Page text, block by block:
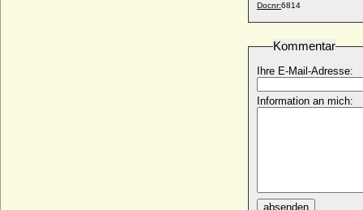
Docnr:6814
Kommentar
Ihre E-Mail-Adresse:
Information an mich:
absenden